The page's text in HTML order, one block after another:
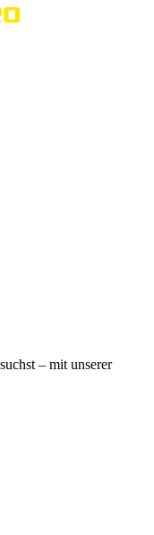
– mit unserer